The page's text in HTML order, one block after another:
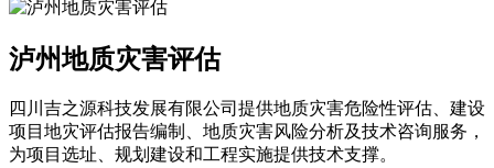
泸州地质灾害评估
四川吉之源科技发展有限公司提供地质灾害危险性评估、建设
项目地灾评估报告编制、地质灾害风险分析及技术咨询服务，
为项目选址、规划建设和工程实施提供技术支撑。